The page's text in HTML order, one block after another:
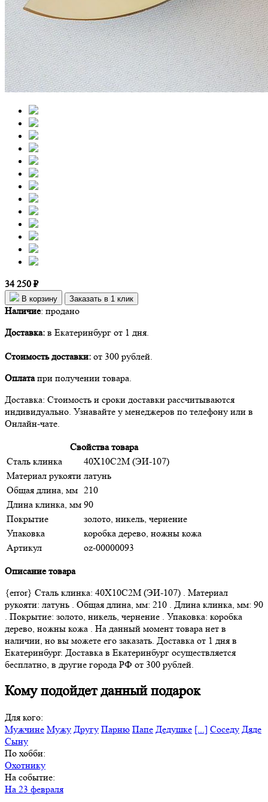
34 250 ₽
В корзину Заказать в 1 клик
Наличие: продано
Доставка: в Екатеринбург от 1 дня.
Стоимость доставки: от 300 рублей.
Оплатапри получении товара.
Доставка: Стоимость и сроки доставки рассчитываются
индивидуально. Узнавайте у менеджеров по телефону или в
Онлайн-чате.
Свойства товара
Сталь клинка
40Х10С2М (ЭИ-107)
Материал рукояти латунь
Общая длина, мм 210
Длина клинка, мм 90
Покрытие
золото, никель, чернение
Упаковка
коробка дерево, ножны кожа
Артикул
oz-00000093
Описание товара
{error} Сталь клинка: 40Х10С2М (ЭИ-107) . Материал
рукояти: латунь . Общая длина, мм: 210 . Длина клинка, мм: 90
. Покрытие: золото, никель, чернение . Упаковка: коробка
дерево, ножны кожа . На данный момент товара нет в
наличии, но вы можете его заказать. Доставка от 1 дня в
Екатеринбург. Доставка в Екатеринбург осуществляется
бесплатно, в другие города РФ от 300 рублей.
Кому подойдет данный подарок
Для кого:
Мужчине Мужу Другу Парню Папе Дедушке [...] Соседу Дяде
Сыну
По хобби:
Охотнику
На событие:
На 23 февраля